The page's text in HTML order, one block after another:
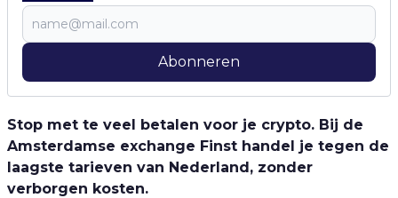
Abonneren
Stop met te veel betalen voor je crypto. Bij de
Amsterdamse exchange Finst handel je tegen de
laagste tarieven van Nederland, zonder
verborgen kosten.